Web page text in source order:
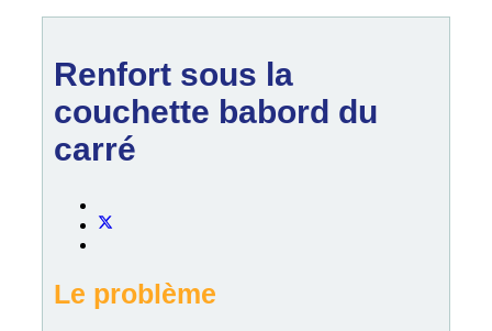
Renfort sous la
couchette babord du
carré
Le problème